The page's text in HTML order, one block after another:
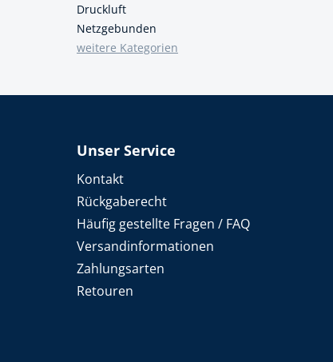
Druckluft
Netzgebunden
weitere Kategorien
Unser Service
Kontakt
Rückgaberecht
Häufig gestellte Fragen / FAQ
Versandinformationen
Zahlungsarten
Retouren